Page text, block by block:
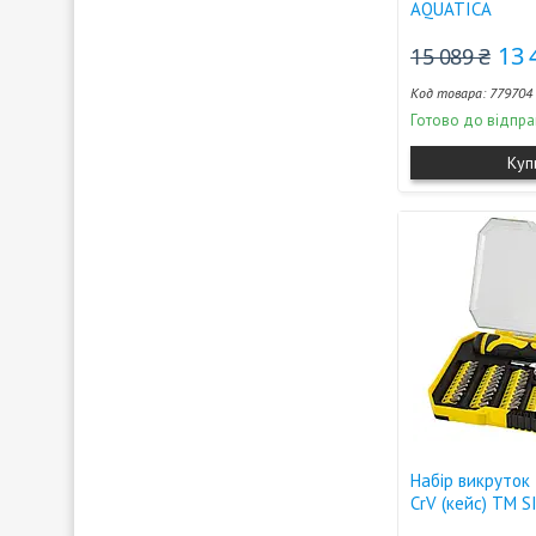
AQUATICA
15 089 ₴ 13
779704
Готово до
Набір
CrV (кейс) TM